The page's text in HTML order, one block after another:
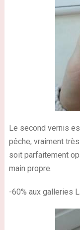
Le second vernis
pêche, vraiment
soit parfaitement
main propre.
-60% aux galleries